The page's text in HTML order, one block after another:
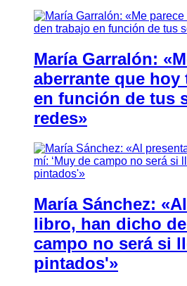
María Garralón:
aberrante que hoy
en función de tus
redes»
María Sánchez:
libro, han dicho
campo no será si
pintados'»